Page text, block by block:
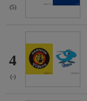
(5)
4
(-)